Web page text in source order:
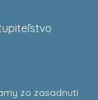
zo zasadnutí